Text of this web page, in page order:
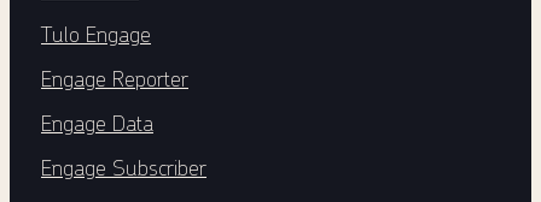
Tulo Engage
Engage Reporter
Engage Data
Engage Subscriber